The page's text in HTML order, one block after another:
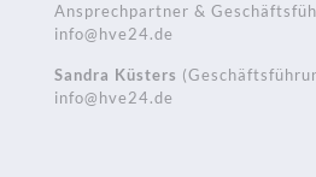
Ansprechpartner &
info@hve24.de
Sandra Küsters
info@hve24.de